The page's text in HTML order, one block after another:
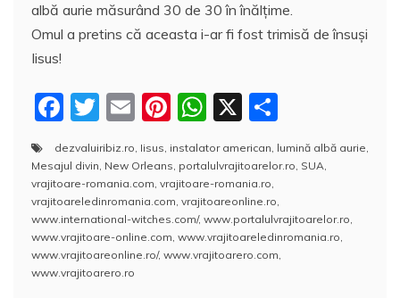
albă aurie măsurând 30 de 30 în înălţime.
Omul a pretins că aceasta i-ar fi fost trimisă de însuşi
Iisus!
F
c
e
b
o
o
T
w
itt
er
E
m
ai
l
Pi
nt
er
e
st
W
h
at
s
A
p
X
a
rt
e
a
dezvaluiribiz.ro, Iisus, instalator american, lumină albă aurie,
Mesajul divin, New Orleans, portalulvrajitoarelor.ro, SUA,
vrajitoare-romania.com, vrajitoare-romania.ro,
vrajitoareledinromania.com, vrajitoareonline.ro,
www.international-witches.com/, www.portalulvrajitoarelor.ro,
www.vrajitoare-online.com, www.vrajitoareledinromania.ro,
www.vrajitoareonline.ro/, www.vrajitoarero.com,
www.vrajitoarero.ro